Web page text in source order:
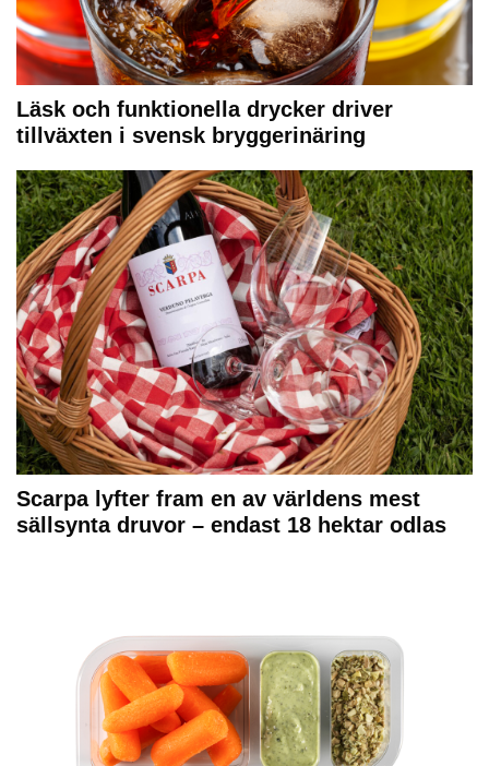
Läsk och funktionella drycker driver
tillväxten i svensk bryggerinäring
Scarpa lyfter fram en av världens mest
sällsynta druvor – endast 18 hektar odlas